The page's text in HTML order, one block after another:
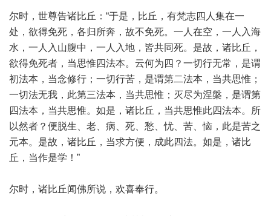
尔时，世尊告诸比丘：“于是，比丘，有梵志四人集在一
处，欲得免死，各归所奔，故不免死。一人在空，一人入海
水，一人入山腹中，一人入地，皆共同死。是故，诸比丘，
欲得免死者，当思惟四法本。云何为四？一切行无常，是谓
初法本，当念修行；一切行苦，是谓第二法本，当共思惟；
一切法无我，此第三法本，当共思惟；灭尽为涅槃，是谓第
四法本，当共思惟。如是，诸比丘，当共思惟此四法本。所
以然者？便脱生、老、病、死、愁、忧、苦、恼，此是苦之
元本。是故，诸比丘，当求方便，成此四法。如是，诸比
丘，当作是学！”
尔时，诸比丘闻佛所说，欢喜奉行。